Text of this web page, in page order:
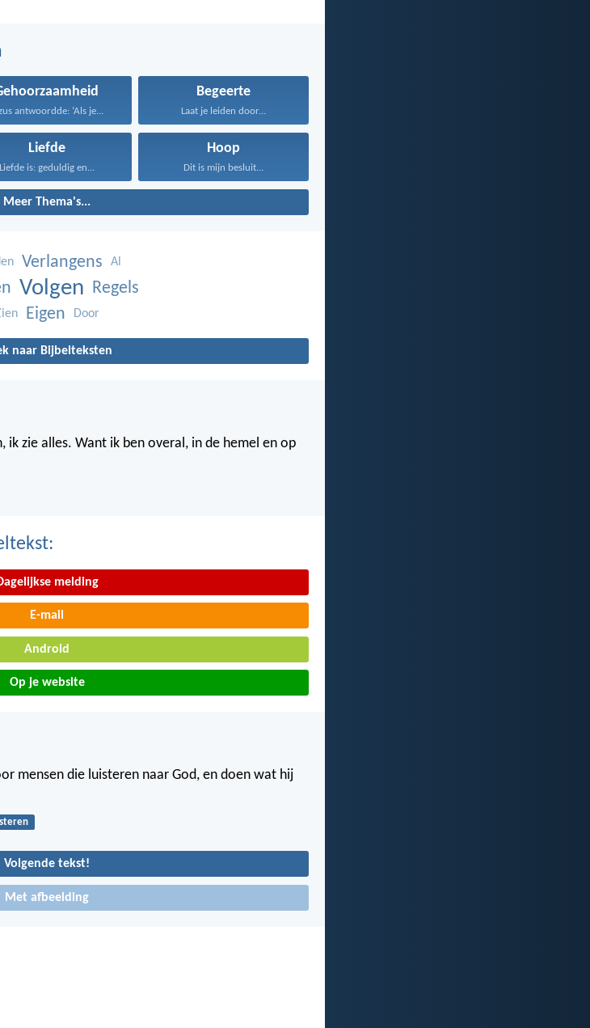
antwoordde: ‘Als je...
Begeerte
Laat je leiden door...
Liefde
Liefde is: geduldig en...
Hoop
Dit is mijn besluit...
Meer Thema's...
Verlangens Al
Volgen Regels
Eigen Door
naar Bijbelteksten
ik zie alles. Want ik ben overal, in de hemel en op
melding
E-mail
Android
Op je website
mensen die luisteren naar God, en doen wat hij
Volgende tekst!
Met afbeelding